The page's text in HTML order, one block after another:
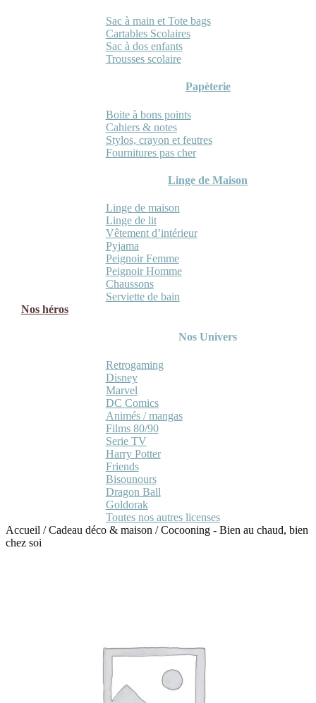
Sac à main et Tote bags
Cartables Scolaires
Sac à dos enfants
Trousses scolaire
Papèterie
Boite à bons points
Cahiers & notes
Stylos, crayon et feutres
Fournitures pas cher
Linge de Maison
Linge de maison
Linge de lit
Vêtement d’intérieur
Pyjama
Peignoir Femme
Peignoir Homme
Chaussons
Serviette de bain
Nos héros
Nos Univers
Retrogaming
Disney
Marvel
DC Comics
Animés / mangas
Films 80/90
Serie TV
Harry Potter
Friends
Bisounours
Dragon Ball
Goldorak
Toutes nos autres licenses
Accueil /Cadeau déco & maison /Cocooning - Bien au chaud, bien
chez soi